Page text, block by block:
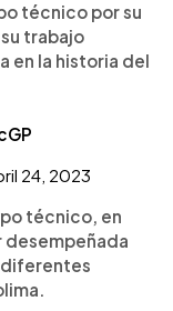
técnico por su
trabajo
en la historia del
24, 2023
técnico, en
desempeñada
diferentes